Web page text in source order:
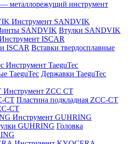
Инструмент SANDVIK
SANDVIK Втулки SANDVIK
ISCAR
ISCAR Вставки твердосплавные
Инструмент TaeguTec
TaeguTec Державки TaeguTec
Инструмент ZCС CT
CT Пластина подкладная ZCC-CT
CT
Инструмент GUHRING
GUHRING Головка